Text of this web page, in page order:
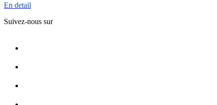
En detail
Suivez-nous sur